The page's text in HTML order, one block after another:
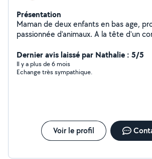
Présentation
Maman de deux enfants en bas age,
passionnée d'animaux. A la tête d'un
Dernier avis laissé par Nathalie : 5/5
Il y a plus de 6 mois
Echange très sympathique.
Voir le profil